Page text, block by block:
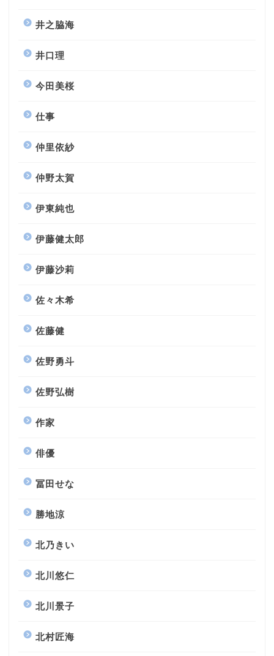
井之脇海
井口理
今田美桜
仕事
仲里依紗
仲野太賀
伊東純也
伊藤健太郎
伊藤沙莉
佐々木希
佐藤健
佐野勇斗
佐野弘樹
作家
俳優
冨田せな
勝地涼
北乃きい
北川悠仁
北川景子
北村匠海